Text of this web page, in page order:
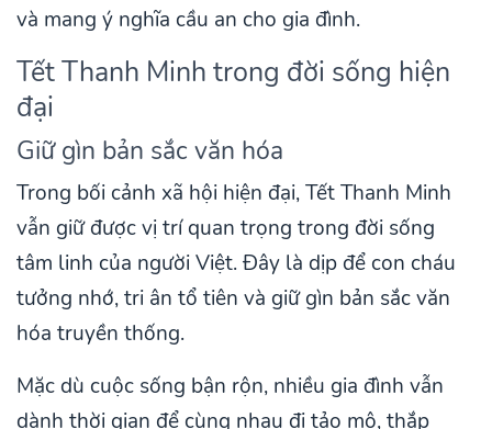
và mang ý nghĩa cầu an cho gia đình.
Tết Thanh Minh trong đời sống hiện
đại
Giữ gìn bản sắc văn hóa
Trong bối cảnh xã hội hiện đại, Tết Thanh Minh
vẫn giữ được vị trí quan trọng trong đời sống
tâm linh của người Việt. Đây là dịp để con cháu
tưởng nhớ, tri ân tổ tiên và giữ gìn bản sắc văn
hóa truyền thống.
Mặc dù cuộc sống bận rộn, nhiều gia đình vẫn
dành thời gian để cùng nhau đi tảo mộ, thắp